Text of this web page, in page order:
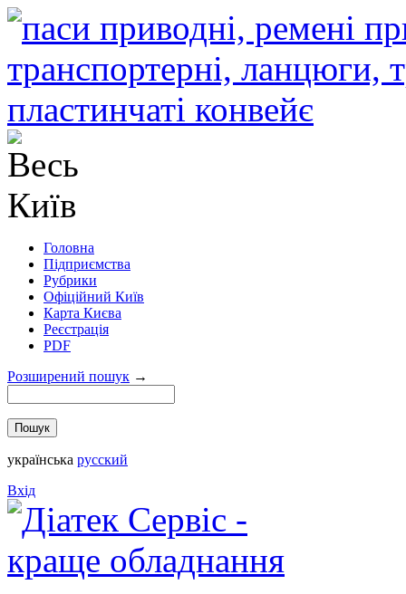
Головна
Підприємства
Рубрики
Офіційний Київ
Карта Києва
Реєстрація
PDF
Розширений пошук →
українська русский
Вхід